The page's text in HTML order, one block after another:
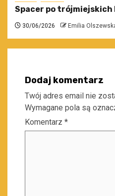
Spacer po trójmiejskich
30/06/2026 Emilia
Dodaj komentarz
Twój adres email nie
Wymagane pola są
Komentarz *